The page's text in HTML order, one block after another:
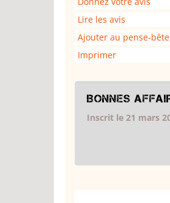
Lire les avis
Ajouter au pense-bête
Imprimer
BONNES
Inscrit le 21 mars